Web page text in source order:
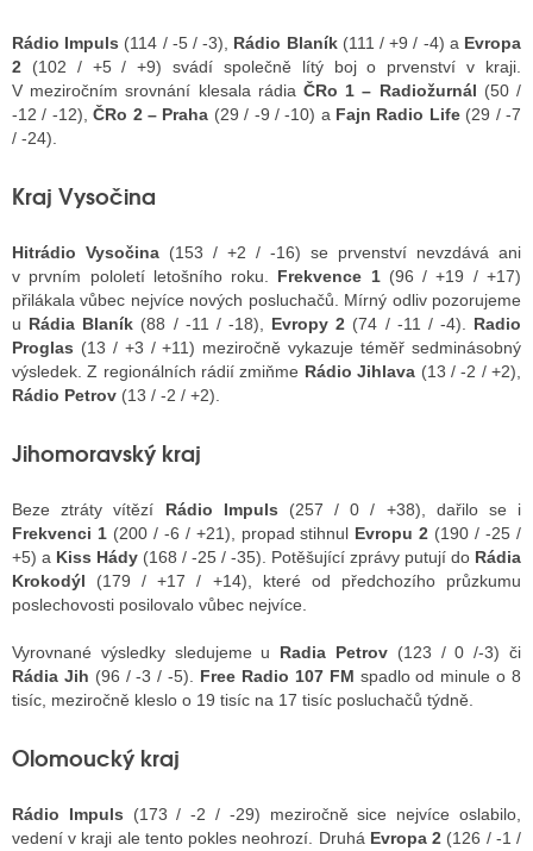
Rádio Impuls (114 / -5 / -3), Rádio Blaník(111 / +9 / -4) a Evropa
2 (102 / +5 / +9) svádí společně lítý boj o prvenství v kraji.
V meziročním srovnání klesala rádia ČRo 1 – Radiožurnál (50 /
-12 / -12),ČRo 2 – Praha (29 / -9 / -10) a Fajn Radio Life(29 / -7
/ -24).
Kraj Vysočina
Hitrádio Vysočina (153 / +2 / -16) se prvenství nevzdává ani
v prvním pololetí letošního roku. Frekvence 1(96 / +19 / +17)
přilákala vůbec nejvíce nových posluchačů. Mírný odliv pozorujeme
u Rádia Blaník (88 / -11 / -18), Evropy 2 (74 / -11 / -4). Radio
Proglas (13 / +3 / +11) meziročně vykazuje téměř sedminásobný
výsledek. Z regionálních rádií zmiňme Rádio Jihlava (13 / -2 / +2),
Rádio Petrov (13 / -2 / +2).
Jihomoravský kraj
Beze ztráty vítězí Rádio Impuls (257 / 0 / +38), dařilo se i
Frekvenci 1(200 / -6 / +21), propad stihnul Evropu 2 (190 / -25 /
+5) a Kiss Hády (168 / -25 / -35). Potěšující zprávy putují do Rádia
Krokodýl (179 / +17 / +14), které od předchozího průzkumu
poslechovosti posilovalo vůbec nejvíce.
Vyrovnané výsledky sledujeme u Radia Petrov (123 / 0 /-3) či
Rádia Jih (96 / -3 / -5). Free Radio 107 FM spadlo od minule o 8
tisíc, meziročně kleslo o 19 tisíc na 17 tisíc posluchačů týdně.
Olomoucký kraj
Rádio Impuls (173 / -2 / -29) meziročně sice nejvíce oslabilo,
vedení v kraji ale tento pokles neohrozí. Druhá Evropa 2 (126 / -1 /